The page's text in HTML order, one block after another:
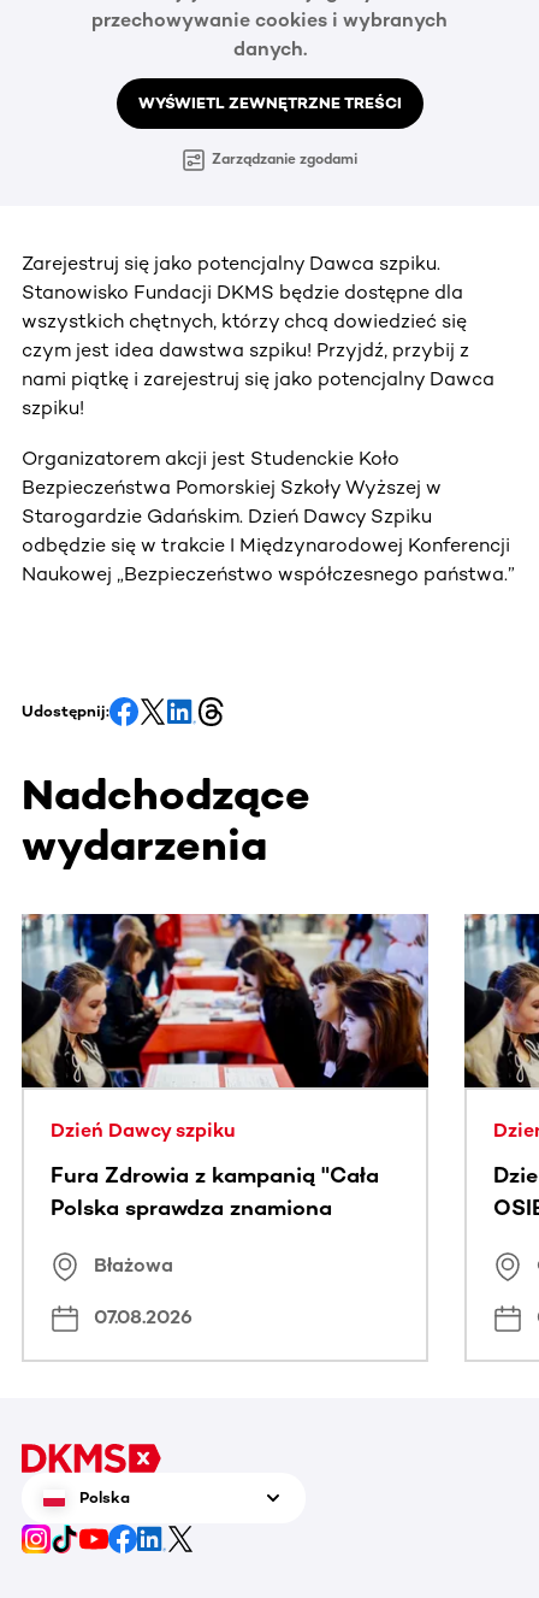
przechowywanie cookies i wybranych
danych.
WYŚWIETL ZEWNĘTRZNE TREŚCI
Zarządzanie zgodami
Zarejestruj się jako potencjalny Dawca szpiku.
Stanowisko Fundacji DKMS będzie dostępne dla
wszystkich chętnych, którzy chcą dowiedzieć się
czym jest idea dawstwa szpiku! Przyjdź, przybij z
nami piątkę i zarejestruj się jako potencjalny Dawca
szpiku!
Organizatorem akcji jest Studenckie Koło
Bezpieczeństwa Pomorskiej Szkoły Wyższej w
Starogardzie Gdańskim. Dzień Dawcy Szpiku
odbędzie się w trakcie I Międzynarodowej Konferencji
Naukowej „Bezpieczeństwo współczesnego państwa.”
Udostępnij:
Nadchodzące
wydarzenia
Ta sekcja zawiera treści przewijane w poziomie. Użyj
Dzień Dawcy szpiku
Fura Zdrowia z kampanią "Cała
Polska sprawdza znamiona
Błażowa
07.08.2026
Polska